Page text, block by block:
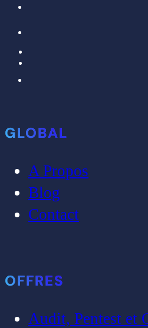
GLOBAL
A Propos
Blog
Contact
OFFRES
Audit, Pentest et